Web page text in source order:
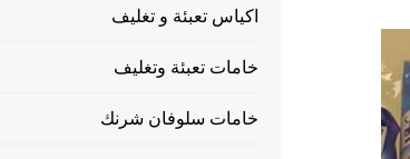
اكياس تعبئة و تغليف
خامات تعبئة وتغليف
خامات سلوفان شرنك